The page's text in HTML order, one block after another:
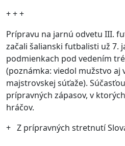
+ + +
Prípravu na jarnú odvetu III.
začali šalianski futbalisti už 7.
podmienkach pod vedením
(poznámka: viedol mužstvo aj
majstrovskej súťaže).
prípravných zápasov, v
hráčov.
+ Z prípravných stretnutí